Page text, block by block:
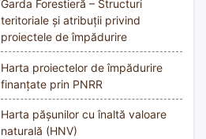
Garda Forestieră – Structuri
teritoriale și atribuții privind
proiectele de împădurire
Harta proiectelor de împădurire
finanțate prin PNRR
Harta pășunilor cu înaltă valoare
naturală (HNV)